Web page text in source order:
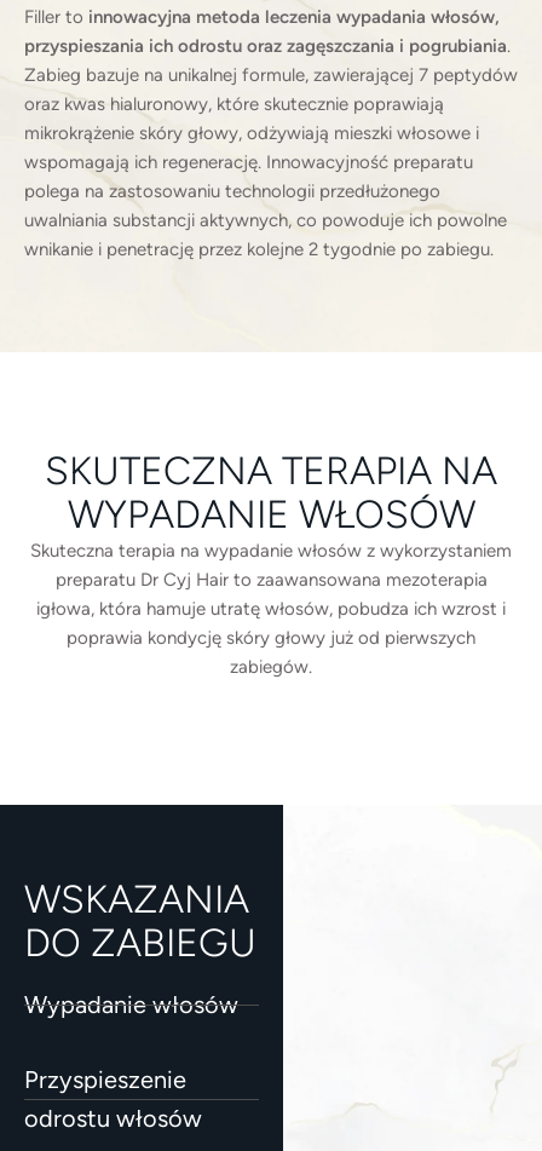
Filler to innowacyjna metoda leczenia wypadania włosów,
przyspieszania ich odrostu oraz zagęszczania i pogrubiania.
Zabieg bazuje na unikalnej formule, zawierającej 7 peptydów
oraz kwas hialuronowy, które skutecznie poprawiają
mikrokrążenie skóry głowy, odżywiają mieszki włosowe i
wspomagają ich regenerację. Innowacyjność preparatu
polega na zastosowaniu technologii przedłużonego
uwalniania substancji aktywnych, co powoduje ich powolne
wnikanie i penetrację przez kolejne 2 tygodnie po zabiegu.
SKUTECZNA TERAPIA NA
WYPADANIE WŁOSÓW
Skuteczna terapia na wypadanie włosów z wykorzystaniem
preparatu Dr Cyj Hair to zaawansowana mezoterapia
igłowa, która hamuje utratę włosów, pobudza ich wzrost i
poprawia kondycję skóry głowy już od pierwszych
zabiegów.
WSKAZANIA
DO ZABIEGU
Wypadanie włosów
Przyspieszenie
odrostu włosów